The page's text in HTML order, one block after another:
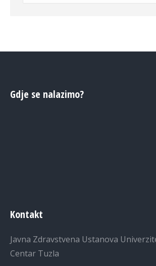
Gdje se nalazimo?
Kontakt
Javna Zdravstvena Ustanova
Centar Tuzla